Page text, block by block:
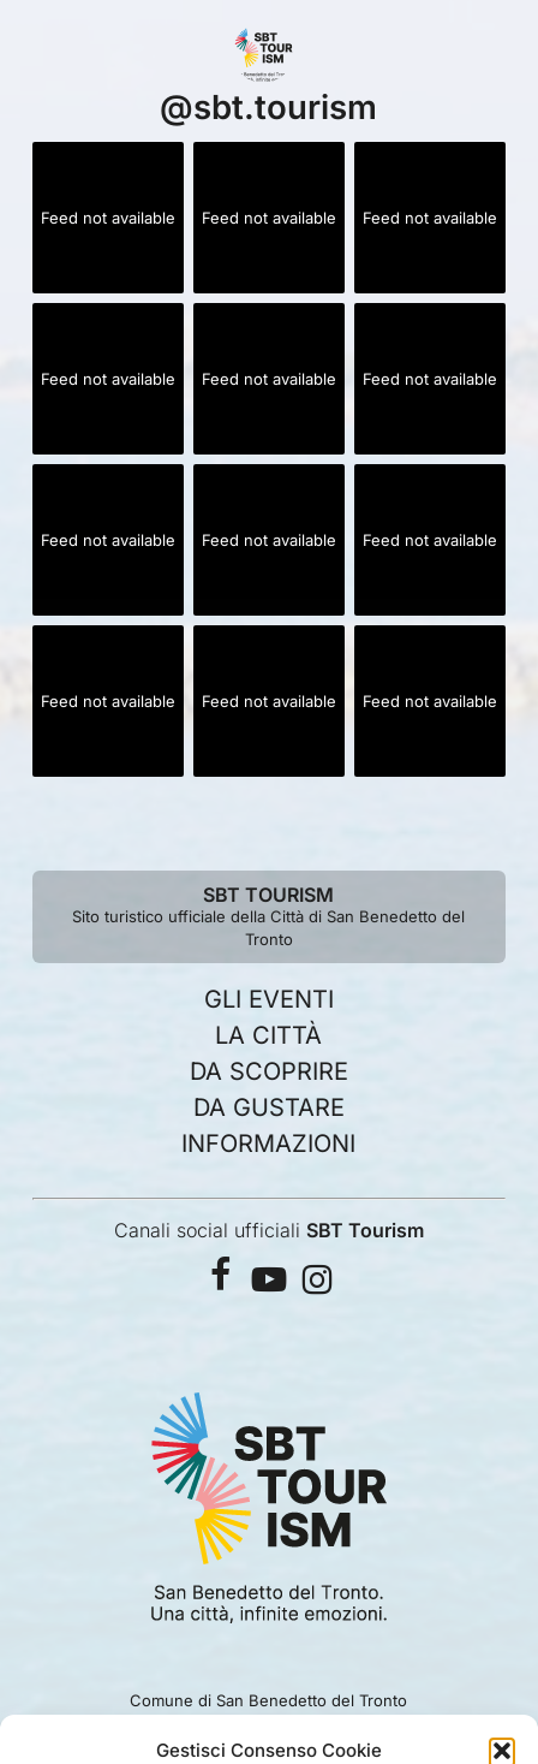
Gestisci Consenso Cookie
@sbt.tourism
Feed not available Feed not available Feed not available
Feed not available Feed not available Feed not available
Feed not available Feed not available Feed not available
Feed not available Feed not available Feed not available
SBT TOURISM
Sito turistico ufficiale della Città di San Benedetto del
Tronto
GLI EVENTI
LA CITTÀ
DA SCOPRIRE
DA GUSTARE
INFORMAZIONI
Canali social ufficiali SBT Tourism
facebook
youtubeinstagram
Comune di San Benedetto del Tronto
Ufficio turismo: 0735.794229